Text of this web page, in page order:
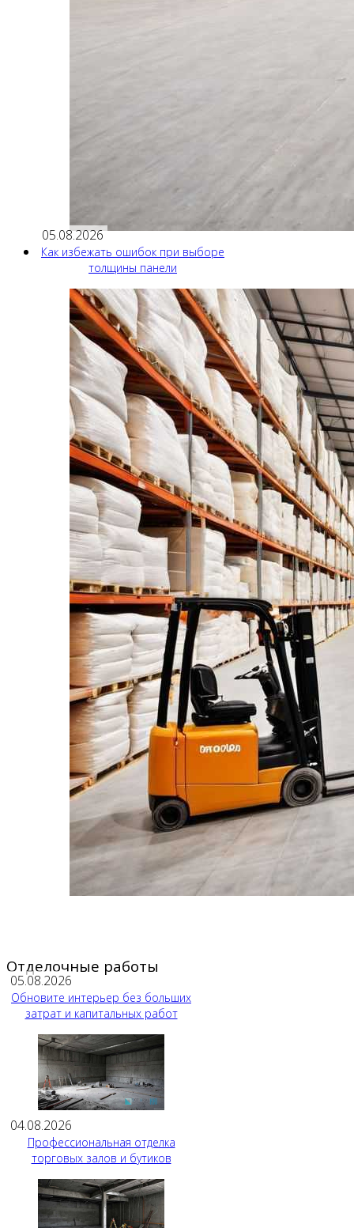
05.08.2026
Как избежать ошибок при выборе
толщины панели
Отделочные работы
05.08.2026
Обновите интерьер без больших
затрат и капитальных работ
04.08.2026
Профессиональная отделка
торговых залов и бутиков